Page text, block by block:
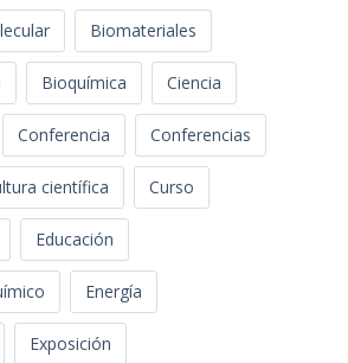
Biomateriales
Bioquímica Ciencia
Conferencia Conferencias
científica Curso
Educación
Energía
Exposición